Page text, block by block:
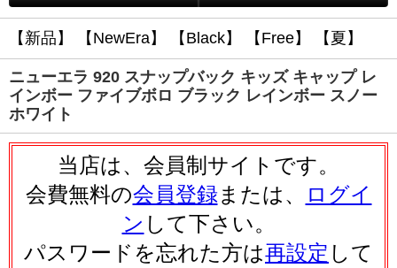
【新品】 【NewEra】 【Black】 【Free】 【夏】
ニューエラ 920 スナップバック キッズ キャップ レ
インボー ファイブボロ ブラック レインボー スノー
ホワイト
当店は、会員制サイトです。
会費無料の会員登録または、
ログイ
ン して下さい。
パスワードを忘れた方は再設定 して